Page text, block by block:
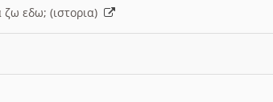
ζω εδω; (ιστορια)